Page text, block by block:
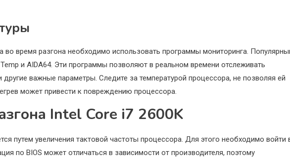
во время разгона необходимо использовать программы мониторинга.
и AIDA64. Эти программы позволяют в реальном времени отслеживать
другие важные параметры. Следите за температурой процессора, не позволяя ей
может привести к повреждению процессора.
Intel Core i7 2600K
путем увеличения тактовой частоты процессора. Для этого необходимо войти
по BIOS может отличаться в зависимости от производителя, поэтому